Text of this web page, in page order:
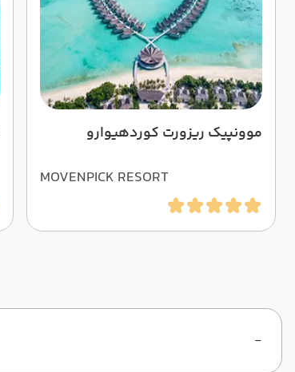
موونپیک ریزورت کوردهیوارو
MOVENPICK RESORT
-